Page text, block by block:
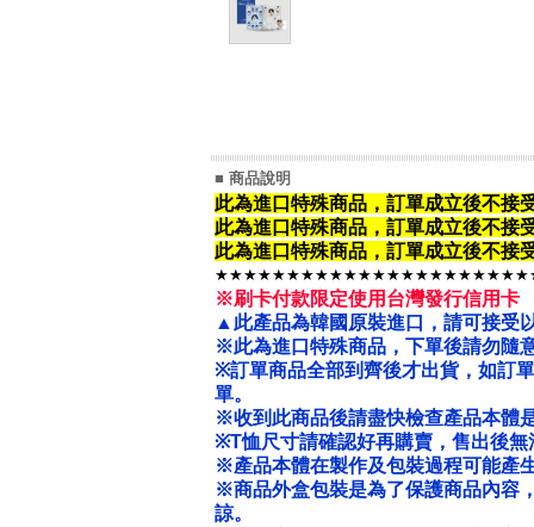
■ 商品說明
此為進口特殊商品，訂單成立後不接
此為進口特殊商品， 訂單成立後不接
此為進口特殊商品， 訂單成立後不接
※刷卡付款限定使用台灣發行信用卡
▲此產品為韓國原裝進口，請可接受
※此為進口特殊商品，下單後請勿隨
※訂單商品全部到齊後才出貨，如訂
單。
※收到此商品後請盡快檢查產品本體
※T恤尺寸請確認好再購賣，售出後無
※產品本體在製作及包裝過程可能產
※商品外盒包裝是為了保護商品內容
諒。